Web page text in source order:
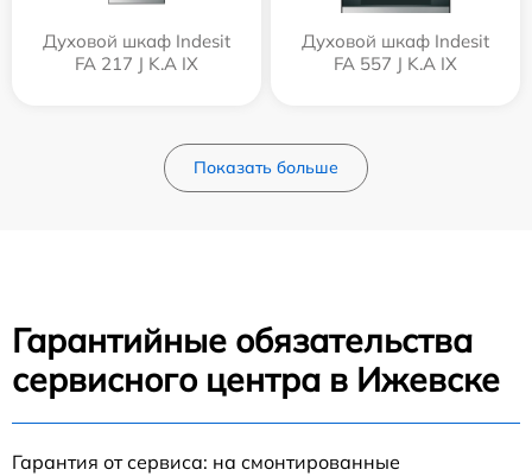
Духовой шкаф Indesit
FA 217 J K.A IX
Духовой шкаф Indesit
FA 557 J K.A IX
Показать больше
Гарантийные обязательства
сервисного центра в Ижевске
Гарантия от сервиса: на смонтированные